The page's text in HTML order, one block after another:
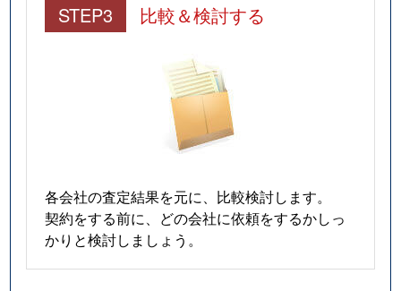
STEP3 比較＆検討する
各会社の査定結果を元に、比較検討します。
契約をする前に、どの会社に依頼をするかしっ
かりと検討しましょう。